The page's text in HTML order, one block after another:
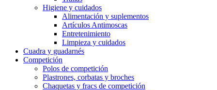
Higiene y cuidados
Alimentación y suplementos
Artículos Antimoscas
Entretenimiento
Limpieza y cuidados
Cuadra y guadarnés
Competición
Polos de competición
Plastrones, corbatas y broches
Chaquetas y fracs de competición